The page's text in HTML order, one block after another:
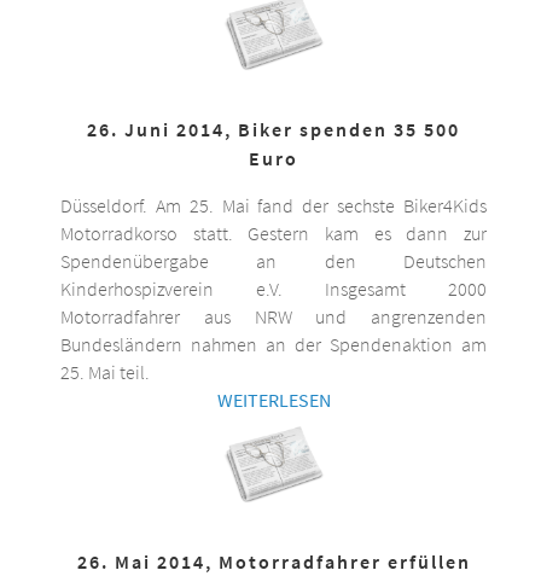
26. Juni 2014, Biker spenden 35 500
Euro
Düsseldorf. Am 25. Mai fand der sechste Biker4Kids
Motorradkorso statt. Gestern kam es dann zur
Spendenübergabe an den Deutschen
Kinderhospizverein e.V. Insgesamt 2000
Motorradfahrer aus NRW und angrenzenden
Bundesländern nahmen an der Spendenaktion am
25. Mai teil.
WEITERLESEN
26. Mai 2014, Motorradfahrer erfüllen